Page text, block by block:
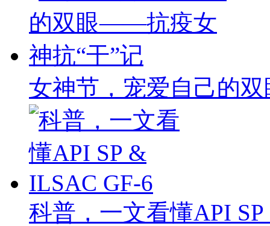
女神节，宠爱自己的
科普，一文看懂API